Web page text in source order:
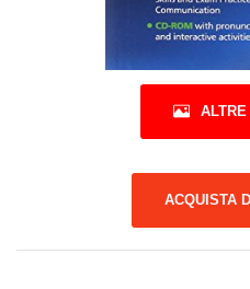
ALTRE
ACQUISTA